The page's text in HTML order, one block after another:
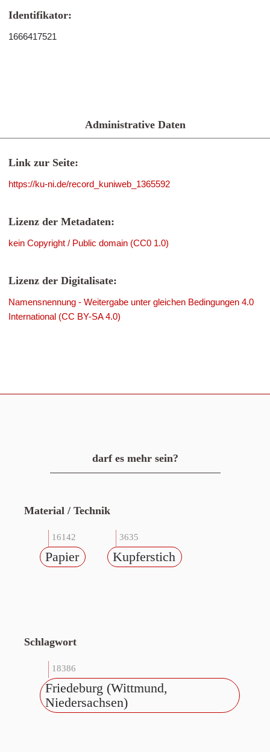
Identifikator:
1666417521
Administrative Daten
Link zur Seite:
https://ku-ni.de/record_kuniweb_1365592
Lizenz der Metadaten:
kein Copyright / Public domain (CC0 1.0)
Lizenz der Digitalisate:
Namensnennung - Weitergabe unter gleichen Bedingungen 4.0
International (CC BY-SA 4.0)
darf es mehr sein?
Material / Technik
16142
Papier
3635
Kupferstich
Schlagwort
18386
Friedeburg (Wittmund,
Niedersachsen)